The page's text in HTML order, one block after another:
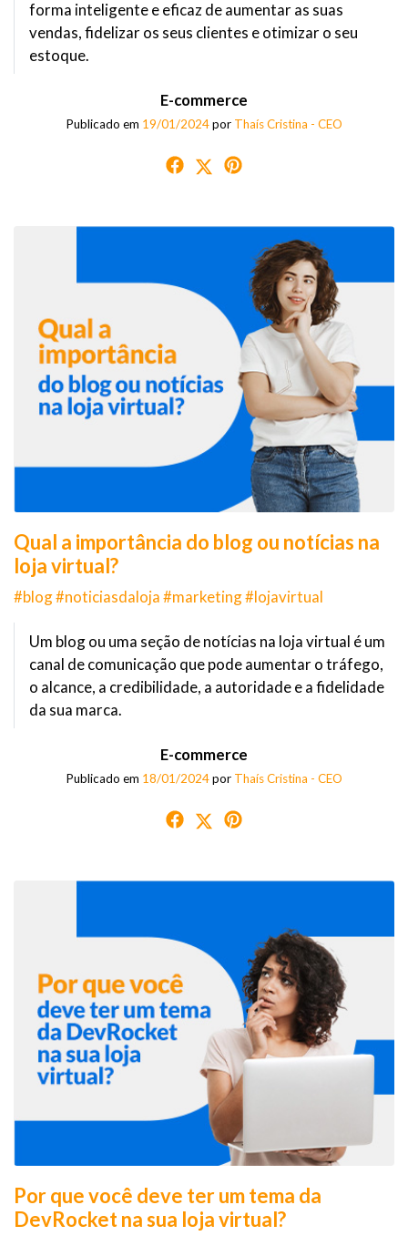
forma inteligente e eficaz de aumentar as suas
vendas, fidelizar os seus clientes e otimizar o seu
estoque.
E-commerce
Publicado em 19/01/2024por Thaís Cristina - CEO
Qual a importância do blog ou notícias na
loja virtual?
#blog #noticiasdaloja #marketing #lojavirtual
Um blog ou uma seção de notícias na loja virtual é um
canal de comunicação que pode aumentar o tráfego,
o alcance, a credibilidade, a autoridade e a fidelidade
da sua marca.
E-commerce
Publicado em 18/01/2024por Thaís Cristina - CEO
Por que você deve ter um tema da
DevRocket na sua loja virtual?